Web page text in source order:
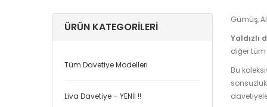
ÜRÜN KATEGORILERI
Tüm Davetiye Modelleri
Liva Davetiye – YENİİ !!
Gümüş,
Yaldızlı
diğer
Bu